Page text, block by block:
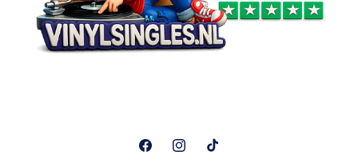
FacebookInstagramTikTok